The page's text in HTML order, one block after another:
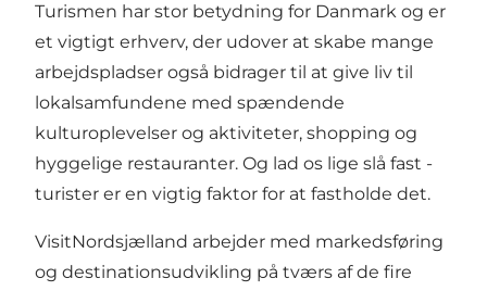
Turismen har stor betydning for Danmark og er
et vigtigt erhverv, der udover at skabe mange
arbejdspladser også bidrager til at give liv til
lokalsamfundene med spændende
kulturoplevelser og aktiviteter, shopping og
hyggelige restauranter. Og lad os lige slå fast -
turister er en vigtig faktor for at fastholde det.
VisitNordsjælland arbejder med markedsføring
og destinationsudvikling på tværs af de fire